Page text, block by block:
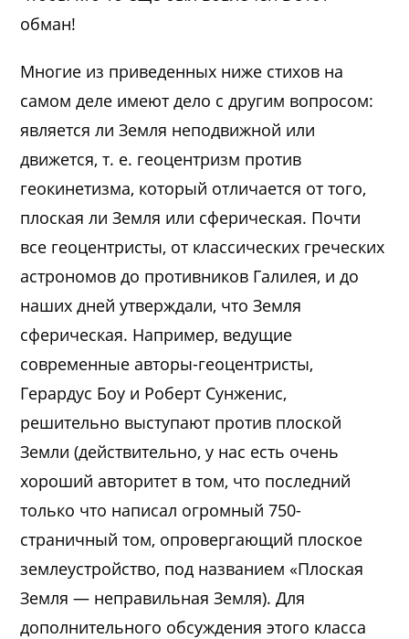
обман!
Многие из приведенных ниже стихов на
самом деле имеют дело с другим вопросом:
является ли Земля неподвижной или
движется, т. е. геоцентризм против
геокинетизма, который отличается от того,
плоская ли Земля или сферическая. Почти
все геоцентристы, от классических греческих
астрономов до противников Галилея, и до
наших дней утверждали, что Земля
сферическая. Например, ведущие
современные авторы-геоцентристы,
Герардус Боу и Роберт Сунженис,
решительно выступают против плоской
Земли (действительно, у нас есть очень
хороший авторитет в том, что последний
только что написал огромный 750-
страничный том, опровергающий плоское
землеустройство, под названием «Плоская
Земля — неправильная Земля). Для
дополнительного обсуждения этого класса